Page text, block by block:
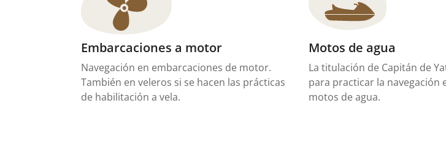
Embarcaciones a motor
Navegación en embarcaciones de motor.
También en veleros si se hacen las prácticas
de habilitación a vela.
Motos de agua
La titulación de Capitán de
para practicar la navegación
motos de agua.